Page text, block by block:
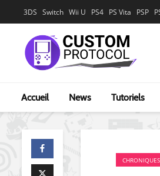
3DS Switch Wii U PS4 PS Vita PSP
Accueil News Tutoriels
CHRONIQUES